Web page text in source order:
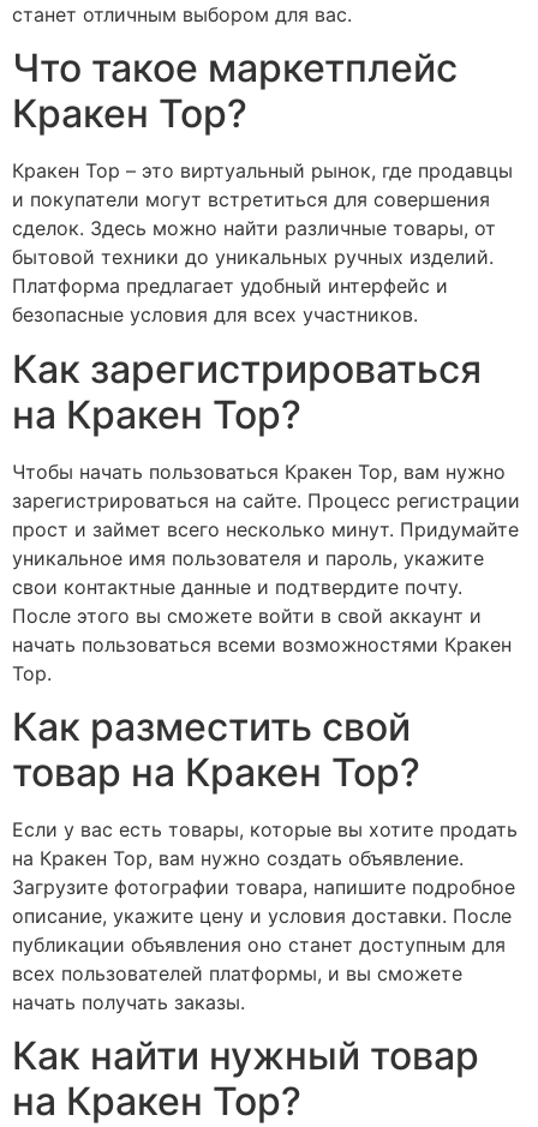
станет отличным выбором для вас.
Что такое маркетплейс
Кракен Тор?
Кракен Тор – это виртуальный рынок, где продавцы
и покупатели могут встретиться для совершения
сделок. Здесь можно найти различные товары, от
бытовой техники до уникальных ручных изделий.
Платформа предлагает удобный интерфейс и
безопасные условия для всех участников.
Как зарегистрироваться
на Кракен Тор?
Чтобы начать пользоваться Кракен Тор, вам нужно
зарегистрироваться на сайте. Процесс регистрации
прост и займет всего несколько минут. Придумайте
уникальное имя пользователя и пароль, укажите
свои контактные данные и подтвердите почту.
После этого вы сможете войти в свой аккаунт и
начать пользоваться всеми возможностями Кракен
Тор.
Как разместить свой
товар на Кракен Тор?
Если у вас есть товары, которые вы хотите продать
на Кракен Тор, вам нужно создать объявление.
Загрузите фотографии товара, напишите подробное
описание, укажите цену и условия доставки. После
публикации объявления оно станет доступным для
всех пользователей платформы, и вы сможете
начать получать заказы.
Как найти нужный товар
на Кракен Тор?